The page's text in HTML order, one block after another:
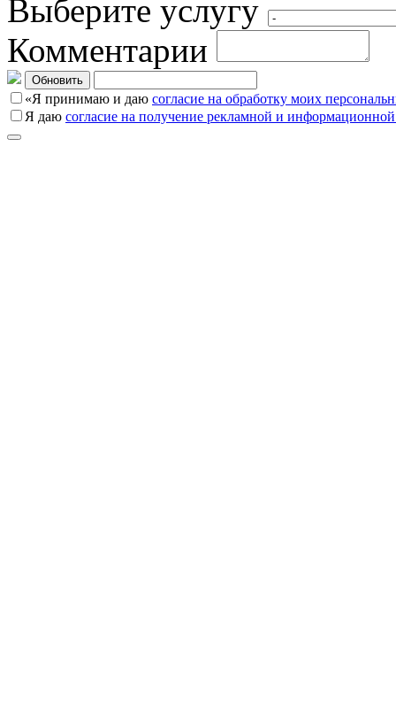
Выберите услугу
Комментарии
Обновить
«Я принимаю и даю согласие на обработку моих
Я даю согласие на получение рекламной и